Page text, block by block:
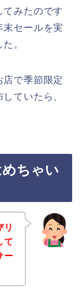
てみたのです
末セールを実
。
店で季節限定
ていたら、
ちゃい
リ
て
ー